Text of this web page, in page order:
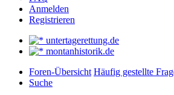
Anmelden
Registrieren
untertagerettung.de
montanhistorik.de
Foren-Übersicht Häufig gestellte
Suche